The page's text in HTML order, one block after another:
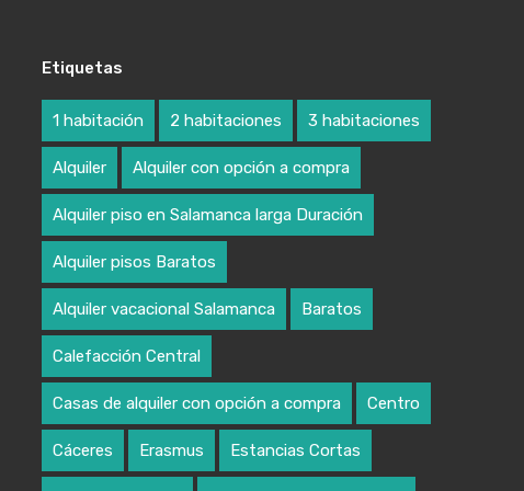
Etiquetas
1 habitación 2 habitaciones 3 habitaciones
Alquiler Alquiler con opción a compra
Alquiler piso en Salamanca larga Duración
Alquiler pisos Baratos
Alquiler vacacional Salamanca Baratos
Calefacción Central
Casas de alquiler con opción a compra Centro
Cáceres Erasmus Estancias Cortas